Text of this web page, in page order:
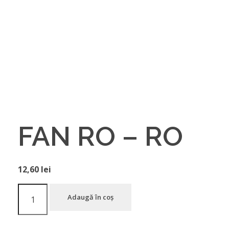
FAN RO – RO
12,60 lei
Adaugă în coș